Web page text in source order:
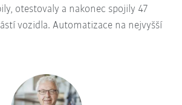
otestovaly a nakonec spojily 47
vozidla. Automatizace na nejvyšší